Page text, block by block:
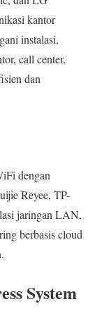
kantor
instalasi,
call center,
dan
dengan
Reyee, TP-
jaringan LAN,
berbasis cloud
System